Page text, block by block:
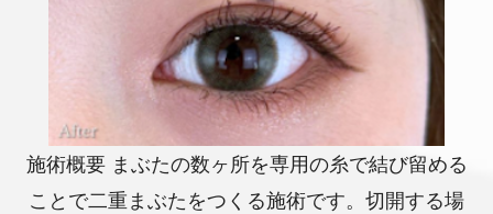
施術概要 まぶたの数ヶ所を専用の糸で結び留める
ことで二重まぶたをつくる施術です。切開する場